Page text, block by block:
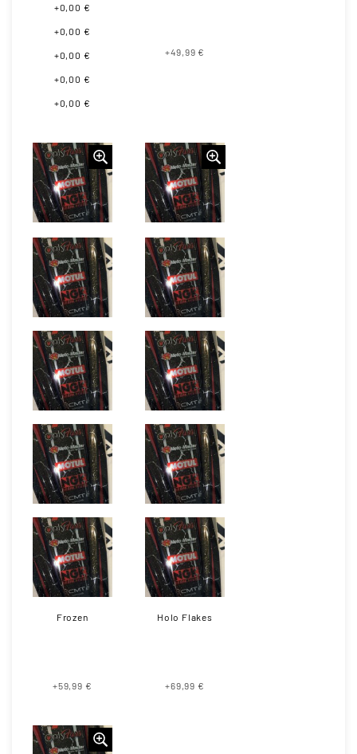
+0,00 €
+0,00 €
+0,00 €
+0,00 €
+0,00 €
+49,99 €
Frozen
+59,99 €
Holo Flakes
+69,99 €